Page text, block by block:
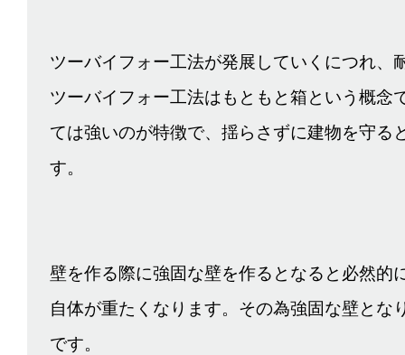
ツーバイフォー工法が発展していくにつれ、
ツーバイフォー工法はもともと箱という概念
ては強いのが特徴で、揺らさずに建物を守る
す。
壁を作る際に強固な壁を作るとなると必然的
自体が重たくなります。その為強固な壁とな
です。